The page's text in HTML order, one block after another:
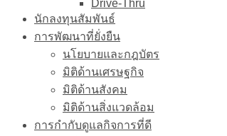
Drive-Thru
นักลงทุนสัมพันธ์
การพัฒนาที่ยั่งยืน
นโยบายและกฎบัตร
มิติด้านเศรษฐกิจ
มิติด้านสังคม
มิติด้านสิ่งแวดล้อม
การกำกับดูแลกิจการที่ดี